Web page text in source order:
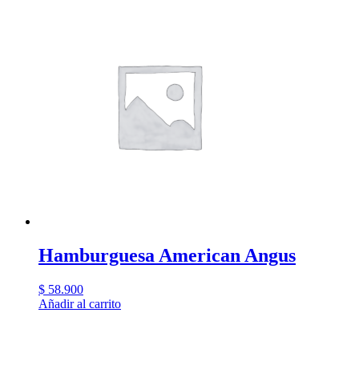
Hamburguesa American Angus
$ 58.900
Añadir al carrito